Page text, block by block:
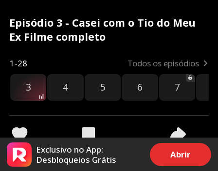
Episódio 3 - Casei com o Tio do Meu
Ex Filme completo
1-28 Todos os episódios
3 4 5 6 7
1.4k 18.3k Compartilhar
Exclusivo no App:
Desbloqueios Grátis
Abrir